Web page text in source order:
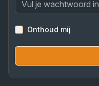
Onthoud mij